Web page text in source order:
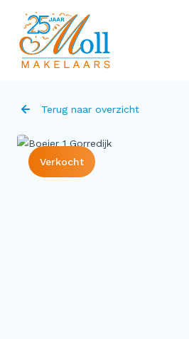
Terug naar overzicht
Verkocht